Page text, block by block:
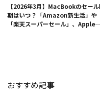
【2026年3月】MacBookのセー
期はいつ？「Amazon新生活」や
「楽天スーパーセール」、Apple公
おすすめ記事